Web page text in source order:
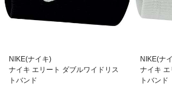
NIKE(ナイキ)
ナイキ エリート ダブルワイドリス
トバンド
NIKE(ナ
ナイキ エ
トバンド